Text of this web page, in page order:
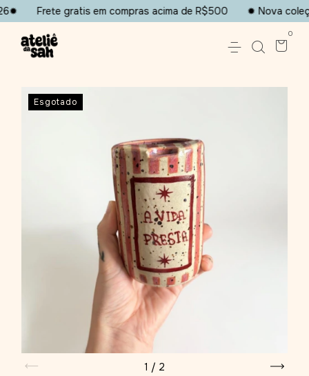
Frete gratis em compras acima de R$500 ✹ Nova
0
Esgotado
1 / 2